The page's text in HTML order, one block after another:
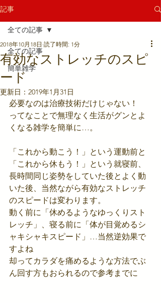
記事
全ての記事
簡単雑学
全ての記事
有効なストレッチのスピ
ード
2018年10月18日 読了時間: 1分
更新日： 2019年1月31日
必要なのは治療技術だけじゃない！
ってなことで無理なく生活がグンとよ
くなる雑学を簡単に…。
「これから動こう！」という運動前と
「これから休もう！」という就寝前、
長時間同じ姿勢をしていた後とよく動
いた後、当然ながら有効なストレッチ
のスピードは変わります。
動く前に「休めるようなゆっくりスト
レッチ」、寝る前に「体が目覚めるシ
ャキシャキスピード」…当然逆効果で
すよね
却ってカラダを痛めるような方法でぶ
ん回す方もおられるので参考までに